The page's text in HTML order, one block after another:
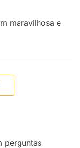
maravilhosa e
perguntas